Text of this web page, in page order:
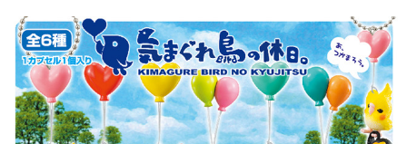
ショッピング その他
その他